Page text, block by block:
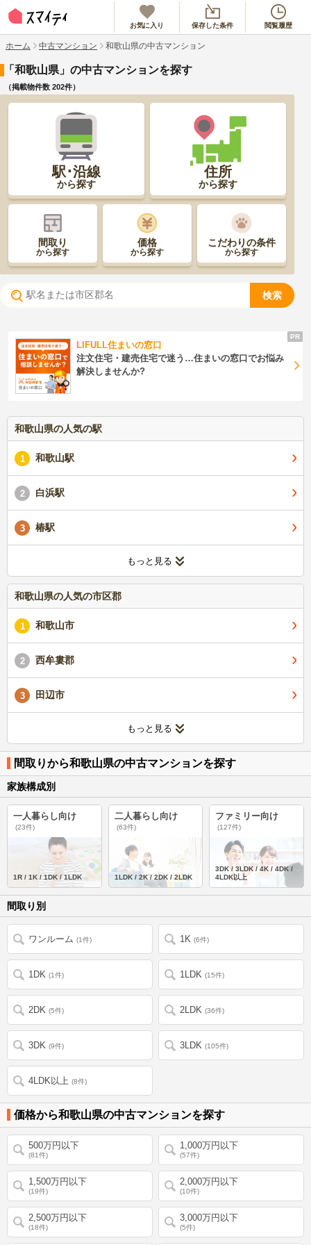
お気に入り 保存した条件 閲覧履歴
ホーム 中古マンション 和歌山県の中古マンション
「和歌山県」の中古マンションを探す
（掲載物件数 202件）
駅･沿線
から探す
住所
から探す
間取り
から探す
価格
から探す
こだわりの条件
から探す
検索
LIFULL住まいの窓口
注文住宅・建売住宅で迷う…住まいの窓口でお悩み
解決しませんか?
和歌山県の人気の駅
1 和歌山駅
2 白浜駅
3 椿駅
もっと見る
和歌山県の人気の市区郡
1 和歌山市
2 西牟婁郡
3 田辺市
もっと見る
間取りから和歌山県の中古マンションを探す
家族構成別
一人暮らし向け
(23件)
1R / 1K / 1DK / 1LDK
二人暮らし向け
(63件)
1LDK / 2K / 2DK / 2LDK
ファミリー向け
(127件)
3DK / 3LDK / 4K / 4DK /
4LDK以上
間取り別
ワンルーム (1件) 1K (6件)
1DK (1件) 1LDK (15件)
2DK (5件) 2LDK (36件)
3DK (9件) 3LDK (105件)
4LDK以上 (8件)
価格から和歌山県の中古マンションを探す
500万円以下
(81件)
1,000万円以下
(57件)
1,500万円以下
(19件)
2,000万円以下
(10件)
2,500万円以下
(18件)
3,000万円以下
(5件)